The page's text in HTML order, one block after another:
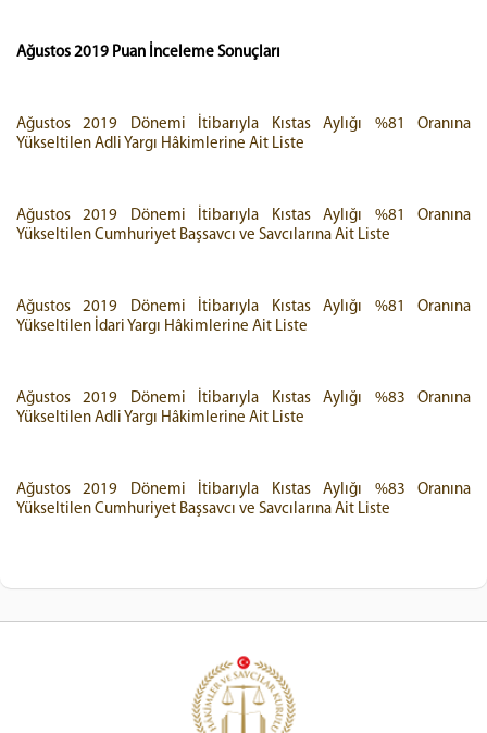
Ağustos 2019 Puan İnceleme Sonuçları
Ağustos 2019 Dönemi İtibarıyla Kıstas Aylığı %81 Oranına
Yükseltilen Adli Yargı Hâkimlerine Ait Liste
Ağustos 2019 Dönemi İtibarıyla Kıstas Aylığı %81 Oranına
Yükseltilen Cumhuriyet Başsavcı ve Savcılarına Ait Liste
Ağustos 2019 Dönemi İtibarıyla Kıstas Aylığı %81 Oranına
Yükseltilen İdari Yargı Hâkimlerine Ait Liste
Ağustos 2019 Dönemi İtibarıyla Kıstas Aylığı %83 Oranına
Yükseltilen Adli Yargı Hâkimlerine Ait Liste
Ağustos 2019 Dönemi İtibarıyla Kıstas Aylığı %83 Oranına
Yükseltilen Cumhuriyet Başsavcı ve Savcılarına Ait Liste